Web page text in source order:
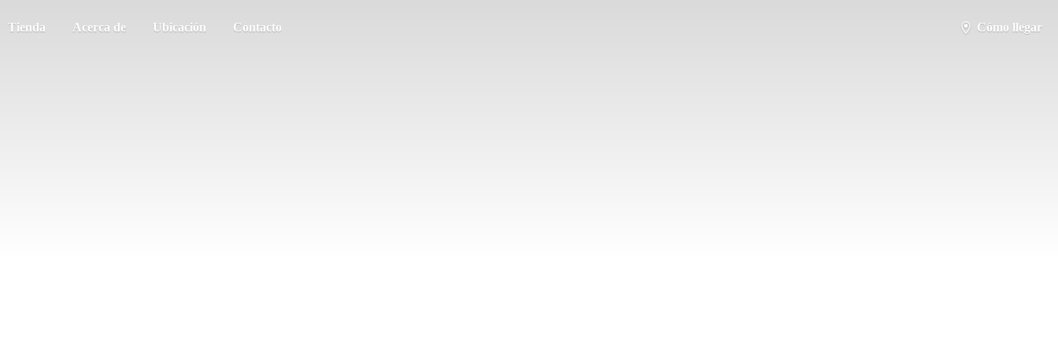
Tienda Acerca de Ubicación Contacto Cómo llegar